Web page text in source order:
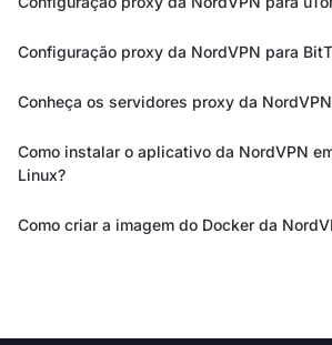
Configuração proxy da NordVPN para
Conheça os servidores proxy da NordVPN
Como instalar o aplicativo da NordVPN
Linux?
Como criar a imagem do Docker da